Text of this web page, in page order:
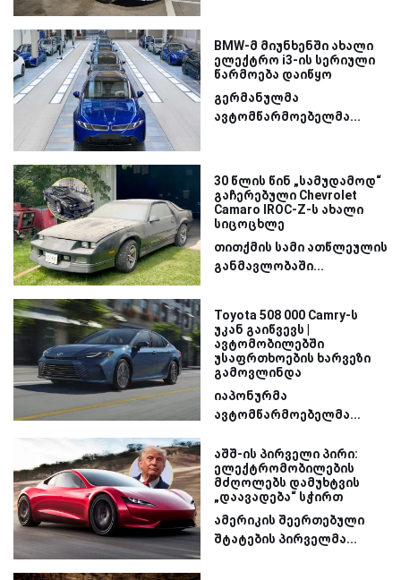
BMW-მ მიუნხენში ახალი
ელექტრო i3-ის სერიული
წარმოება დაიწყო
გერმანულმა
ავტომწარმოებელმა...
30 წლის წინ „სამუდამოდ“
გაჩერებული Chevrolet
Camaro IROC-Z-ს ახალი
სიცოცხლე
თითქმის სამი ათწლეულის
განმავლობაში...
Toyota 508 000 Camry-ს
უკან გაიწვევს |
ავტომობილებში
უსაფრთხოების ხარვეზი
გამოვლინდა
იაპონურმა
ავტომწარმოებელმა...
აშშ-ის პირველი პირი:
ელექტრომობილების
მძღოლებს დამუხტვის
„დაავადება“ სჭირთ
ამერიკის შეერთებული
შტატების პირველმა...